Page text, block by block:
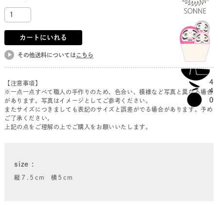
カートにいれる
その他送料については こちら
【注意事項】
※一点一点すべて職人の手作りのため、色合い、模様など写真と異なる場合
があります。写真はイメージとしてご参考ください。
またサイズにつきましても表記のサイズと誤差がでる場合があります。予め
ご了承ください。
上記の点をご理解の上でご購入をお願いいたします。
size
縦７.５cm 横５cm